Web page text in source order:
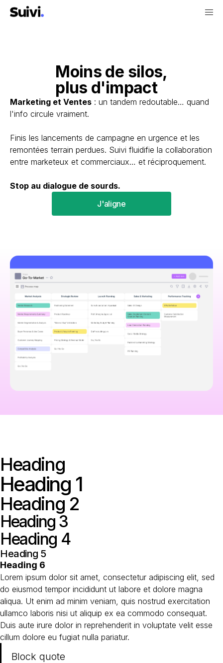
Moins de silos,
plus d'impact
Marketing et Ventes : un tandem redoutable… quand
l'info circule vraiment.
Finis les lancements de campagne en urgence et les
remontées terrain perdues. Suivi fluidifie la collaboration
entre marketeux et commerciaux… et réciproquement.
Stop au dialogue de sourds.
J'aligne
Heading
Heading 1
Heading 2
Heading 3
Heading 4
Heading 5
Heading 6
Lorem ipsum dolor sit amet, consectetur adipiscing elit, sed
do eiusmod tempor incididunt ut labore et dolore magna
aliqua. Ut enim ad minim veniam, quis nostrud exercitation
ullamco laboris nisi ut aliquip ex ea commodo consequat.
Duis aute irure dolor in reprehenderit in voluptate velit esse
cillum dolore eu fugiat nulla pariatur.
Block quote